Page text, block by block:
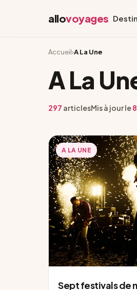
allovoyages
Accueil›A La Une
A La
297 articlesMis à jour le
A LA UNE
Sept festivals de